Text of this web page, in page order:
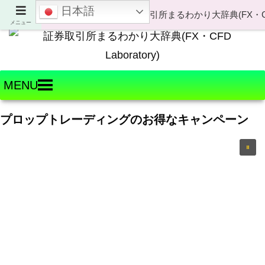
Welcome to FX・CFD Laboratory!
MENU
プロップトレーディングのお得なキャンペーン
メニュー
日本語